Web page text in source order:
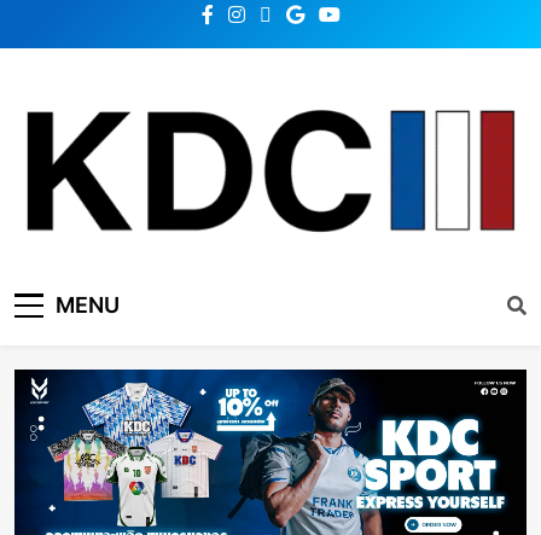
KDC SOLUTION | เคดีซี
โซลูชั่น
MENU